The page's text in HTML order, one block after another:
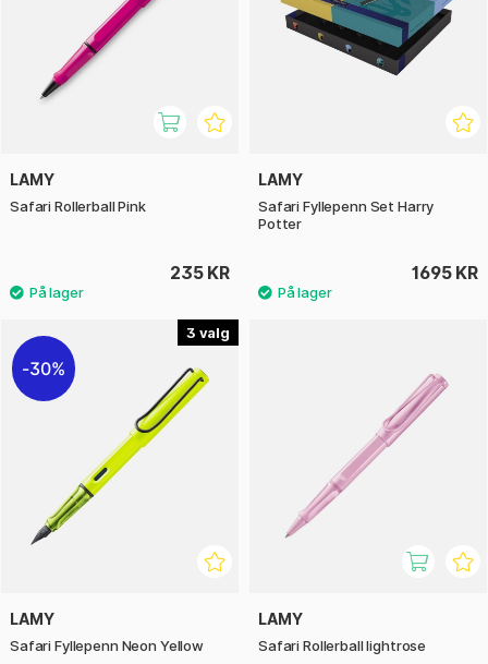
LAMY
Safari Rollerball Pink
235 KR
LAMY
Safari Fyllepenn Set Harry
Potter
1695 KR
3
30%
LAMY
Safari Fyllepenn Neon Yellow
LAMY
Safari Rollerball lightrose